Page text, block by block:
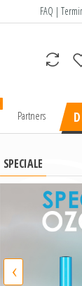
FAQ |
Partners
SPECIALE
‹